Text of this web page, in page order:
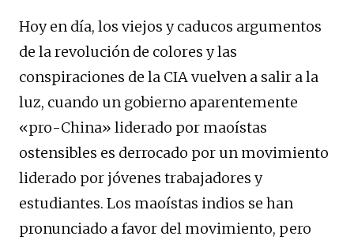
Hoy en día, los viejos y caducos argumentos
de la revolución de colores y las
conspiraciones de la CIA vuelven a salir a la
luz, cuando un gobierno aparentemente
«pro-China» liderado por maoístas
ostensibles es derrocado por un movimiento
liderado por jóvenes trabajadores y
estudiantes. Los maoístas indios se han
pronunciado a favor del movimiento, pero